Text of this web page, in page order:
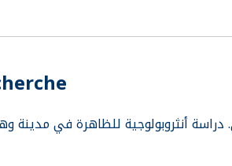
أنثروبولوجية للظاهرة في مدينة وهران